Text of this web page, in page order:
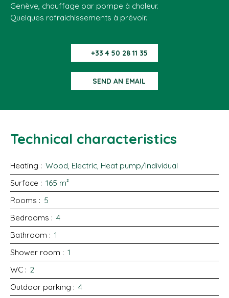
Genève, chauffage par pompe à chaleur.
Quelques rafraichissements à prévoir.
+33 4 50 28 11 35
SEND AN EMAIL
Technical characteristics
Heating : Wood, Electric, Heat pump/Individual
Surface : 165 m²
Rooms : 5
Bedrooms : 4
Bathroom : 1
Shower room : 1
WC : 2
Outdoor parking : 4